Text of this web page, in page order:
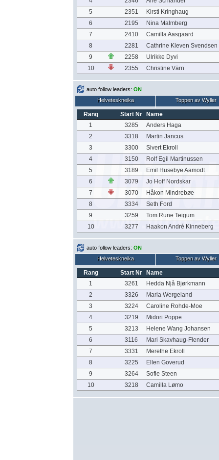
5
2351
Kirsti Kringhaug
6
2195
Nina Malmberg
7
2410
Camilla Aasgaard
8
2281
Cathrine Kleven Svendsen
9
2258
Ulrikke Dyvi
10
2355 Christine Värn
auto follow leaders: ON
Helveteskneika
Toppen av Wyller
Rang Start Nr
Name
1
3285
Anders Haga
2
3318
Martin Jancus
3
3300
Sivert Ekroll
4
3150
Rolf Egil Martinussen
5
3189
Emil Husebye Aamodt
6
3079
Jo Hoff Nordskar
7
3070
Håkon Mindrebøe
8
3334
Seth Ford
9
3259
Tom Rune Teigum
10
3277 Haakon André Kinneberg
auto follow leaders: ON
Helveteskneika
Toppen av Wyller
Rang Start Nr
Name
1
3261
Hedda Njå Bjørkmann
2
3326
Maria Wergeland
3
3224
Caroline Rohde-Moe
4
3219
Midori Poppe
5
3213
Helene Wang Johansen
6
3116
Mari Skavhaug-Flender
7
3331
Merethe Ekroll
8
3225
Ellen Goverud
9
3264
Sofie Steen
10
3218 Camilla Lømo